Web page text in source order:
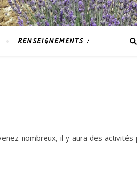
RENSEIGNEMENTS :
nombreux, il y aura des